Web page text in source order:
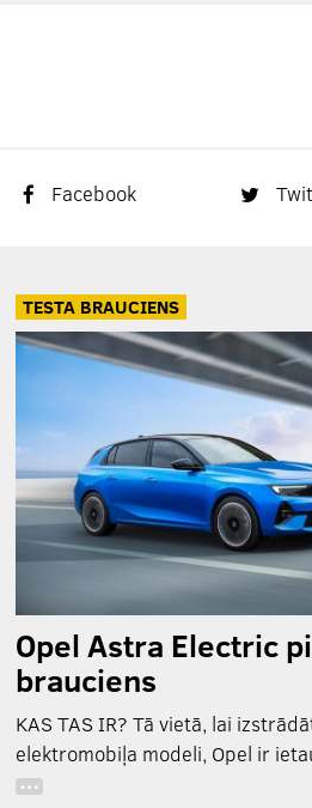
Facebook
TESTA BRAUCIENS
Opel Astra Electric
brauciens
KAS TAS IR? Tā vietā, lai
elektromobiļa modeli, Opel ir
…